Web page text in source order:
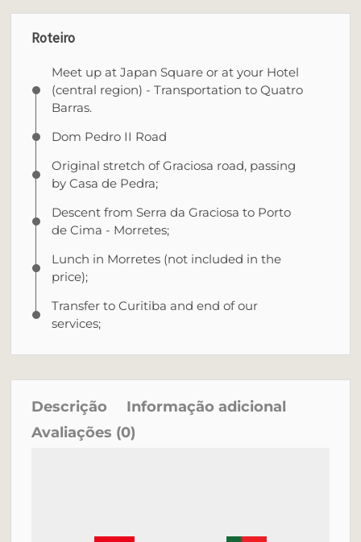
Roteiro
Meet up at Japan Square or at your Hotel
(central region) - Transportation to Quatro
Barras.
Dom Pedro II Road
Original stretch of Graciosa road, passing
by Casa de Pedra;
Descent from Serra da Graciosa to Porto
de Cima - Morretes;
Lunch in Morretes (not included in the
price);
Transfer to Curitiba and end of our
services;
Descrição
Informação adicional
Avaliações (0)